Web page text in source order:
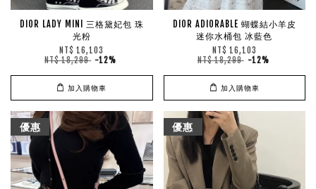
DIOR LADY MINI 三格黛妃包 珠
光粉
NT$ 16,103
NT$ 18,299 -12%
加入購物車
DIOR ADIORABLE 蝴蝶結小羊皮
迷你水桶包 冰藍色
NT$ 16,103
NT$ 18,299 -12%
加入購物車
優惠 優惠